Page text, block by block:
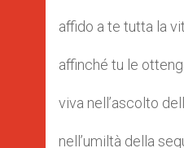
affido a te tutta la
affinché tu le
viva nell’ascolto
nell’umiltà della